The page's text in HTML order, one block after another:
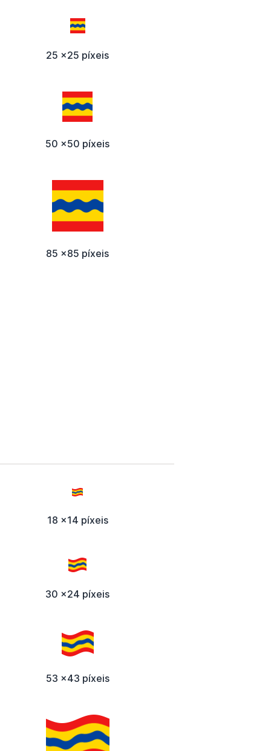
25 x25 píxeis
50 x50 píxeis
85 x85 píxeis
18 x14 píxeis
30 x24 píxeis
53 x43 píxeis